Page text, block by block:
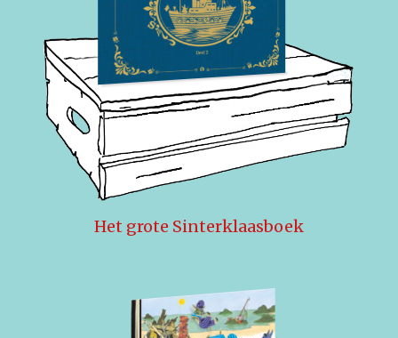
Het grote Sinterklaasboek